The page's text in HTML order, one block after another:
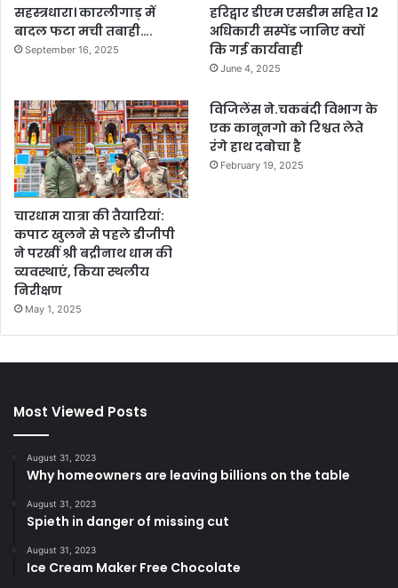
सहस्त्रधारा। कारलीगाड़ में
बादल फटा मची तबाही….
September 16, 2025
हरिद्वार डीएम एसडीम सहित 12
अधिकारी सस्पेंड जानिए क्यों
कि गई कार्यवाही
June 4, 2025
चारधाम यात्रा की तैयारियां:
कपाट खुलने से पहले डीजीपी
ने परखीं श्री बद्रीनाथ धाम की
व्यवस्थाएं, किया स्थलीय
निरीक्षण
May 1, 2025
विजिलेंस ने.चकबंदी विभाग के
एक कानूनगो को रिश्वत लेते
रंगे हाथ दबोचा है
February 19, 2025
Most Viewed Posts
August 31, 2023
Why homeowners are leaving billions on the table
August 31, 2023
Spieth in danger of missing cut
August 31, 2023
Ice Cream Maker Free Chocolate